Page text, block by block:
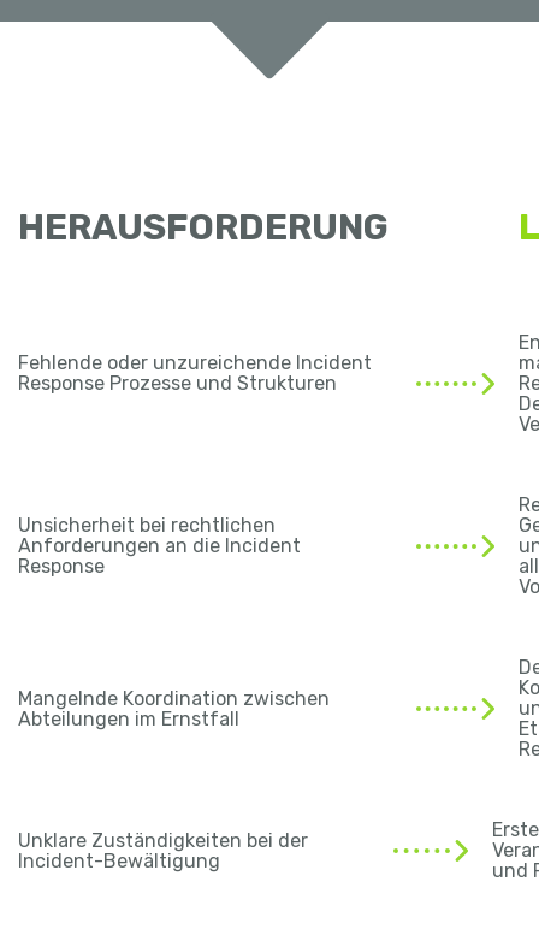
HERAUSFORDERUNG
Fehlende oder unzureichende Incident
Response Prozesse und Strukturen
Unsicherheit bei rechtlichen
Anforderungen an die Incident
Response
Mangelnde Koordination zwischen
Abteilungen im Ernstfall
Unklare Zuständigkeiten bei der
Incident-Bewältigung
und